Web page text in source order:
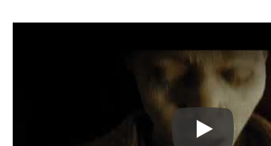
Play